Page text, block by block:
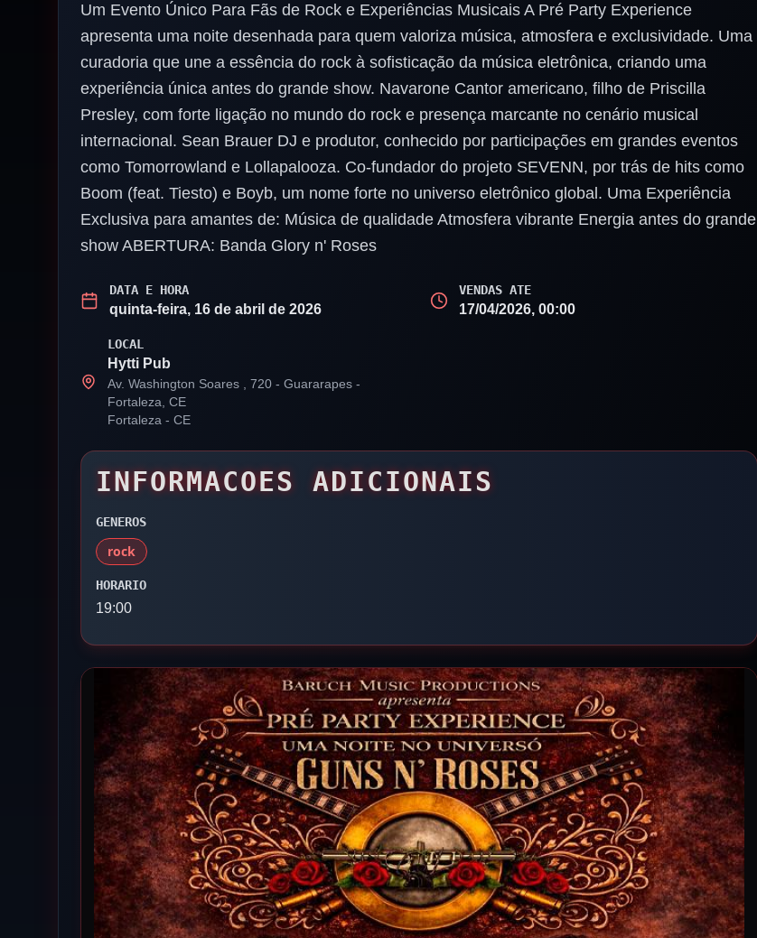
Um Evento Único Para Fãs de Rock e Experiências Musicais A Pré Party Experience
apresenta uma noite desenhada para quem valoriza música, atmosfera e exclusividade. Uma
curadoria que une a essência do rock à sofisticação da música eletrônica, criando uma
experiência única antes do grande show. Navarone Cantor americano, filho de Priscilla
Presley, com forte ligação no mundo do rock e presença marcante no cenário musical
internacional. Sean Brauer DJ e produtor, conhecido por participações em grandes eventos
como Tomorrowland e Lollapalooza. Co-fundador do projeto SEVENN, por trás de hits como
Boom (feat. Tiesto) e Boyb, um nome forte no universo eletrônico global. Uma Experiência
Exclusiva para amantes de: Música de qualidade Atmosfera vibrante Energia antes do grande
show ABERTURA: Banda Glory n' Roses
DATA E HORA
quinta-feira, 16 de abril de 2026
LOCAL
Hytti Pub
Av. Washington Soares , 720 - Guararapes -
Fortaleza, CE
Fortaleza - CE
VENDAS ATE
17/04/2026, 00:00
INFORMACOES ADICIONAIS
GENEROS
rock
HORARIO
19:00